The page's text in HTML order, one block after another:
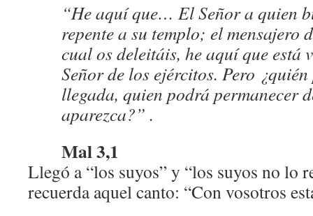
“He aquí que… El Señor a quien
repente a su templo; el mensajero
cual os deleitáis, he aquí que está
Señor de los ejércitos. Pero
llegada, quien podrá permanecer
aparezca?” .
Mal 3,1
Llegó a “los suyos” y “los suyos no lo
recuerda aquel canto: “Con vosotros